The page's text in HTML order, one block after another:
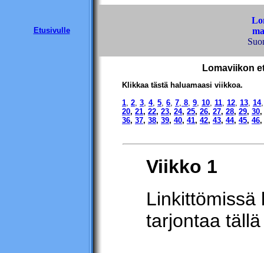
Etusivulle
Lomaviikon
Klikkaa tästä haluamaasi viikkoa.
1, 2, 3, 4, 5, 6, 7, 8, 9, 10, 11, 12, 13, 14
20, 21, 22, 23, 24, 25, 26, 27, 28, 29, 30,
36, 37, 38, 39, 40, 41, 42, 43, 44, 45, 46,
Viikko 1
Linkittömissä
tarjontaa